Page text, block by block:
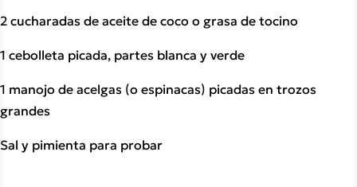
2 cucharadas de aceite de coco o grasa de tocino
1 cebolleta picada, partes blanca y verde
1 manojo de acelgas (o espinacas) picadas en trozos
grandes
Sal y pimienta para probar